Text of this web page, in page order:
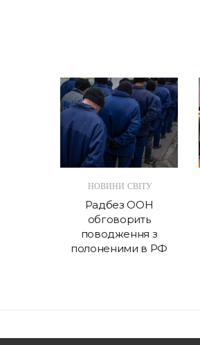
НОВИНИ СВІТУ
Радбез ООН
обговорить
поводження з
полоненими в РФ